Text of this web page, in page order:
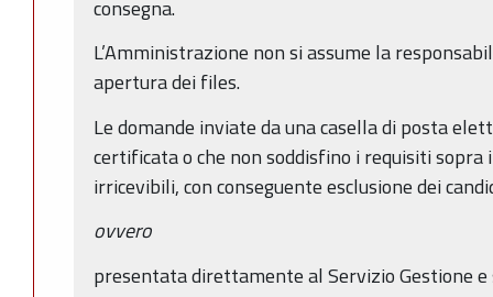
consegna.
L’Amministrazione non si assume la
apertura dei files.
Le domande inviate da una casella di posta
certificata o che non soddisfino i requisiti sopra
irricevibili, con conseguente esclusione dei
ovvero
presentata direttamente al Servizio Gestione